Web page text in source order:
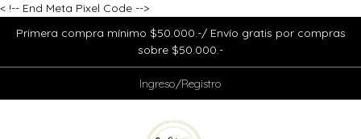
< !-- End Meta Pixel Code -->
Primera compra mínimo $50.000.-/ Envío gratis por compras
sobre $50.000.-
Ingreso/Registro